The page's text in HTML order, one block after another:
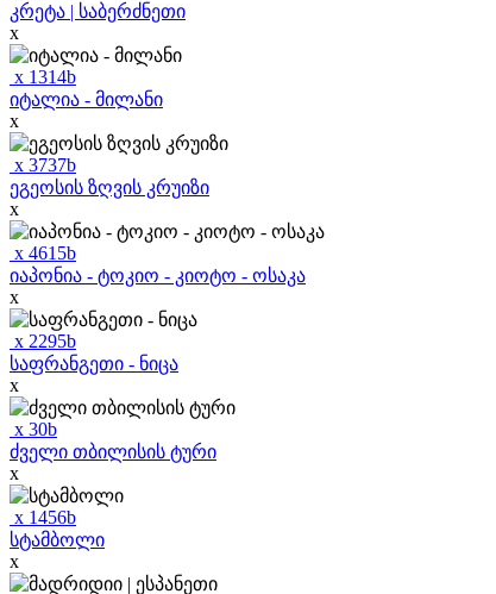
კრეტა | საბერძნეთი
x
x 1314b
იტალია - მილანი
x
x 3737b
ეგეოსის ზღვის კრუიზი
x
x 4615b
იაპონია - ტოკიო - კიოტო - ოსაკა
x
x 2295b
საფრანგეთი - ნიცა
x
x 30b
ძველი თბილისის ტური
x
x 1456b
სტამბოლი
x